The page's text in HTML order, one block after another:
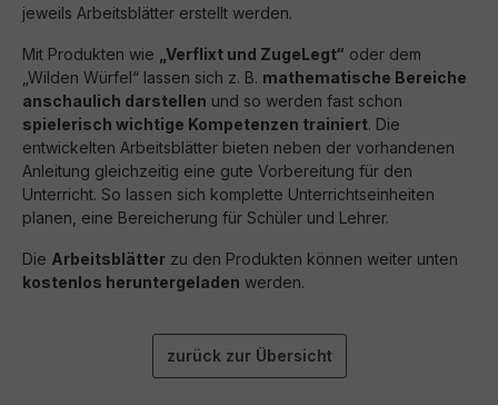
jeweils Arbeitsblätter erstellt werden.
Mit Produkten wie „Verflixt und ZugeLegt“ oder dem
„Wilden Würfel“ lassen sich z. B. mathematische Bereiche
anschaulich darstellen und so werden fast schon
spielerisch wichtige Kompetenzen trainiert. Die
entwickelten Arbeitsblätter bieten neben der vorhandenen
Anleitung gleichzeitig eine gute Vorbereitung für den
Unterricht. So lassen sich komplette Unterrichtseinheiten
planen, eine Bereicherung für Schüler und Lehrer.
Die Arbeitsblätter zu den Produkten können weiter unten
kostenlos heruntergeladen werden.
zurück zur Übersicht